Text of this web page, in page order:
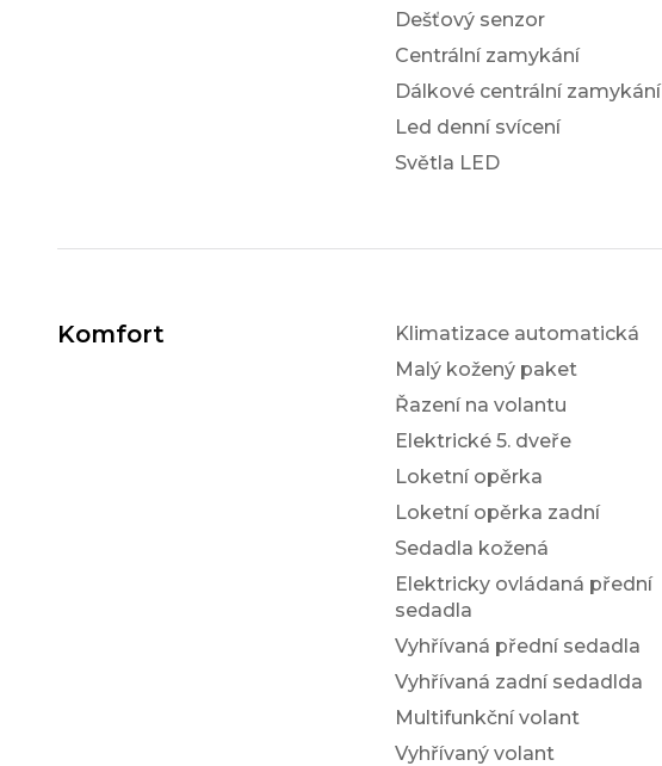
Dešťový senzor
Centrální zamykání
Dálkové centrální zamykání
Led denní svícení
Světla LED
Komfort
Klimatizace automatická
Malý kožený paket
Řazení na volantu
Elektrické 5. dveře
Loketní opěrka
Loketní opěrka zadní
Sedadla kožená
Elektricky ovládaná přední
sedadla
Vyhřívaná přední sedadla
Vyhřívaná zadní sedadlda
Multifunkční volant
Vyhřívaný volant